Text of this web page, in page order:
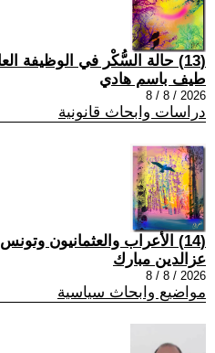
(13) حالة السُّكْر في الوظيفة العامة
طيف باسم هادي
2026 / 8 / 8
دراسات وابحاث قانونية
(14) الأعراب والعثمانيون وتونس
عزالدين مبارك
2026 / 8 / 8
مواضيع وابحاث سياسية